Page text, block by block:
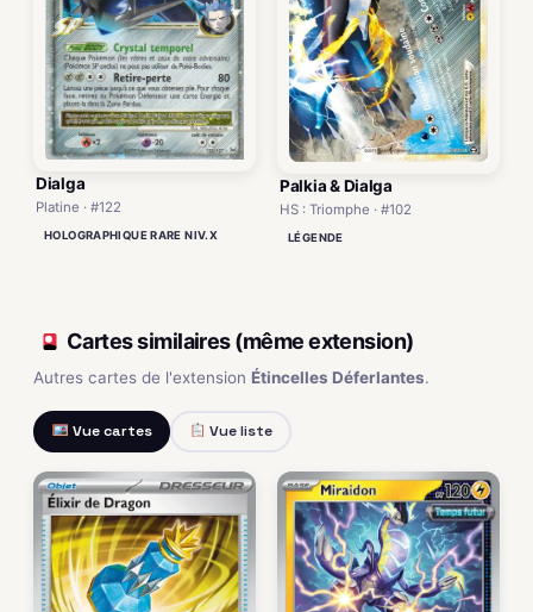
Dialga
Platine · #122
HOLOGRAPHIQUE RARE NIV.X
Palkia & Dialga
HS : Triomphe · #102
LÉGENDE
Cartes similaires (même extension)
Autres cartes de l'extension Étincelles Déferlantes.
Vue cartes Vue liste